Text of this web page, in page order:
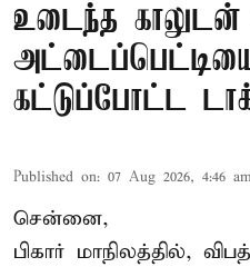
உடைந்த காலுடன்
கட்டுப்போட்ட
Published on: 07 Aug 2026, 4:46
சென்னை,
பிகார் மாநிலத்தில்,